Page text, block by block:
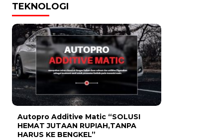
TEKNOLOGI
Autopro Additive Matic “SOLUSI
HEMAT JUTAAN RUPIAH,TANPA
HARUS KE BENGKEL”